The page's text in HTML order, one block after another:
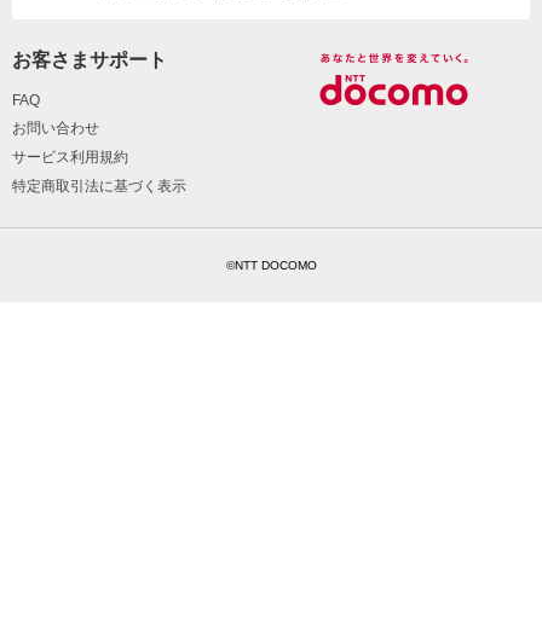
お客さまサポート
FAQ
お問い合わせ
サービス利用規約
特定商取引法に基づく表示
©NTT DOCOMO